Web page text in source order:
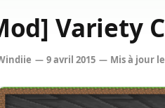
Variety
9 avril 2015 Mis à jour